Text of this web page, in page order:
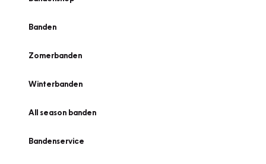
Banden
Zomerbanden
Winterbanden
All season banden
Bandenservice